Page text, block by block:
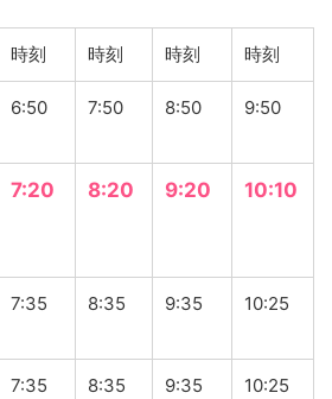
時刻 時刻 時刻 時刻
6:50 7:50 8:50 9:50
7:20 8:20 9:20 10:10
7:35 8:35 9:35 10:25
7:35
8:35
9:35
10:25